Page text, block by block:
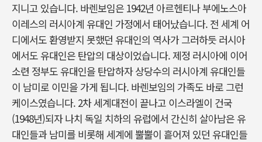
지니고 있습니다. 바렌보임은 1942년 아르헨티나 부에노스아
이레스의 러시아계 유대인 가정에서 태어났습니다. 전 세계 어
디에서도 환영받지 못했던 유대인의 역사가 그러하듯 러시아
에서도 유대인은 탄압의 대상이었습니다. 제정 러시아에 이어
소련 정부도 유대인을 탄압하자 상당수의 러시아계 유대인들
이 남미로 이민을 가게 됩니다. 바렌보임의 가족도 바로 그런
케이스였습니다. 2차 세계대전이 끝나고 이스라엘이 건국
(1948년)되자 나치 독일 치하의 유럽에서 간신히 살아남은 유
대인들과 남미를 비롯해 세계에 뿔뿔이 흩어져 있던 유대인들